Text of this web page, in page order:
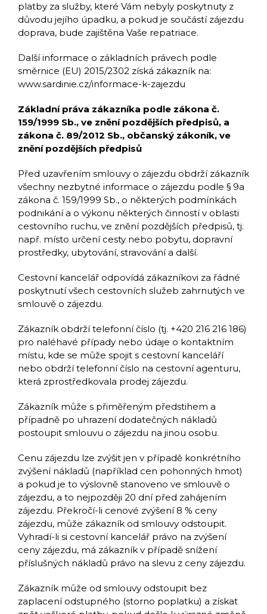
platby za služby, které Vám nebyly poskytnuty z
důvodu jejího úpadku, a pokud je součástí zájezdu
doprava, bude zajištěna Vaše repatriace.
Další informace o základních právech podle
směrnice (EU) 2015/2302 získá zákazník na:
www.sardinie.cz/informace-k-zajezdu
Základní práva zákazníka podle zákona č.
159/1999 Sb., ve znění pozdějších předpisů, a
zákona č. 89/2012 Sb., občanský zákoník, ve
znění pozdějších předpisů
Před uzavřením smlouvy o zájezdu obdrží zákazník
všechny nezbytné informace o zájezdu podle § 9a
zákona č. 159/1999 Sb., o některých podmínkách
podnikání a o výkonu některých činností v oblasti
cestovního ruchu, ve znění pozdějších předpisů, tj.
např. místo určení cesty nebo pobytu, dopravní
prostředky, ubytování, stravování a další.
Cestovní kancelář odpovídá zákazníkovi za řádné
poskytnutí všech cestovních služeb zahrnutých ve
smlouvě o zájezdu.
Zákazník obdrží telefonní číslo (tj. +420 216 216 186)
pro naléhavé případy nebo údaje o kontaktním
místu, kde se může spojit s cestovní kanceláří
nebo obdrží telefonní číslo na cestovní agenturu,
která zprostředkovala prodej zájezdu.
Zákazník může s přiměřeným předstihem a
případně po uhrazení dodatečných nákladů
postoupit smlouvu o zájezdu na jinou osobu.
Cenu zájezdu lze zvýšit jen v případě konkrétního
zvýšení nákladů (například cen pohonných hmot)
a pokud je to výslovně stanoveno ve smlouvě o
zájezdu, a to nejpozději 20 dní před zahájením
zájezdu. Překročí-li cenové zvýšení 8 % ceny
zájezdu, může zákazník od smlouvy odstoupit.
Vyhradí-li si cestovní kancelář právo na zvýšení
ceny zájezdu, má zákazník v případě snížení
příslušných nákladů právo na slevu z ceny zájezdu.
Zákazník může od smlouvy odstoupit bez
zaplacení odstupného (storno poplatku) a získat